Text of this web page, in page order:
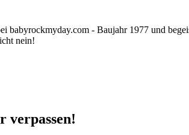
babyrockmyday.com - Baujahr 1977 und
nein!
verpassen!